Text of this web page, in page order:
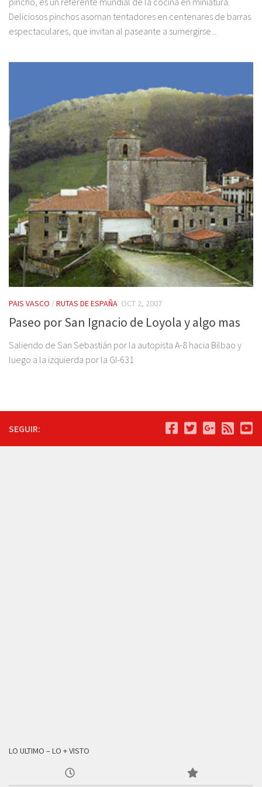
Deliciosos pinchos asoman tentadores en centenares de barras
espectaculares, que invitan al paseante a sumergirse...
PAIS VASCO /RUTAS DE ESPAÑA OCT 2, 2007
Paseo por San Ignacio de Loyola y algo mas
Saliendo de San Sebastián por la autopista A-8 hacia Bilbao y
luego a la izquierda por la GI-631
SEGUIR:
LO ULTIMO – LO + VISTO